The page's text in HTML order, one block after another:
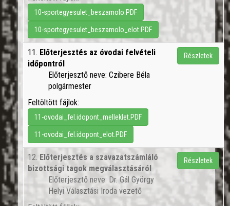
10-sportegyesulet_beszamolo.PDF
10-sportegyesulet_beszamolo_elot.PDF
11. Előterjesztés az óvodai felvételi
időpontról
Előterjesztő neve: Czibere Béla
polgármester
Feltöltött fájlok:
11-ovodai_fel.idopont_melleklet.PDF
11-ovodai_fel.idopont_elot.PDF
Részletek
12. Előterjesztés a szavazatszámláló
bizottsági tagok megválasztásáról
Előterjesztő neve: Dr. Gál György
Helyi Választási Iroda vezető
Részletek